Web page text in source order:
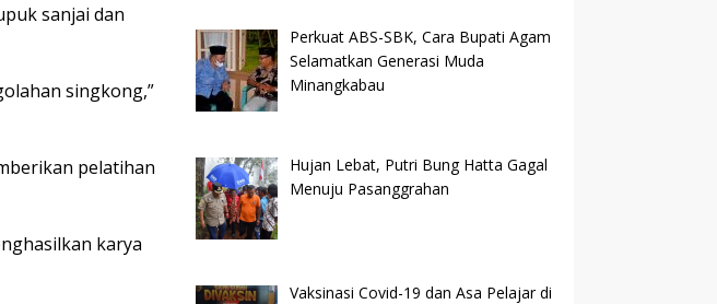
sanjai dan
singkong,”
pelatihan
karya
Perkuat ABS-SBK, Cara Bupati Agam
Selamatkan Generasi Muda
Minangkabau
Hujan Lebat, Putri Bung Hatta Gagal
Menuju Pasanggrahan
Vaksinasi Covid-19 dan Asa Pelajar di